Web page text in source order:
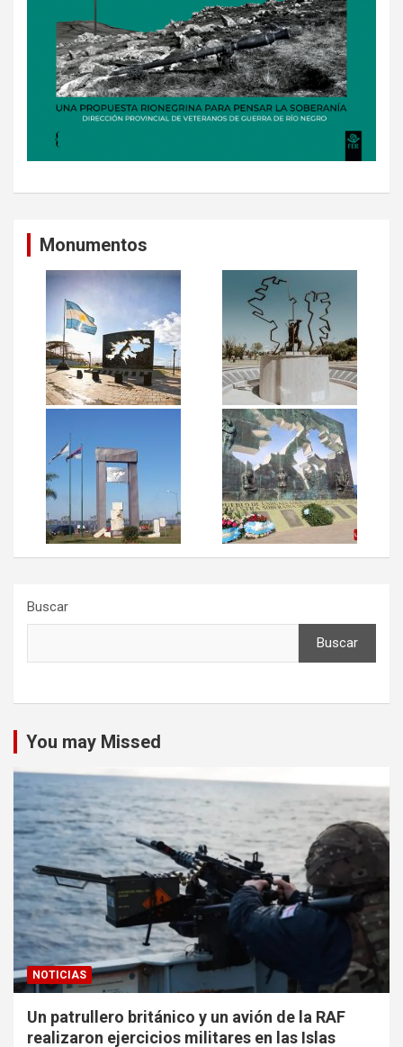
Monumentos
Buscar
Buscar
You may Missed
NOTICIAS
Un patrullero británico y un avión de la RAF
realizaron ejercicios militares en las Islas